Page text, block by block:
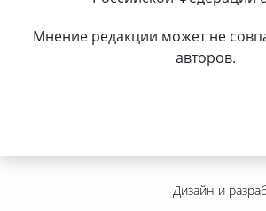
Мнение редакции может не
авторов.
Дизайн и